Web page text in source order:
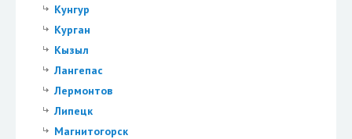
Кунгур
Курган
Кызыл
Лангепас
Лермонтов
Липецк
Магнитогорск